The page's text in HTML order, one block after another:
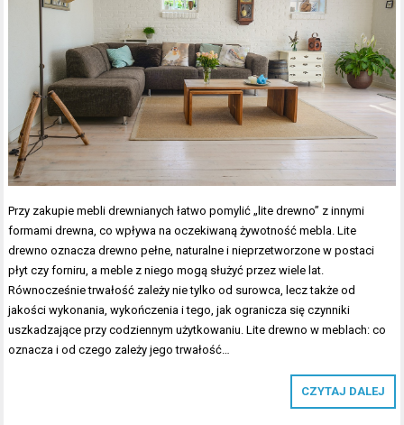
Przy zakupie mebli drewnianych łatwo pomylić „lite drewno” z innymi
formami drewna, co wpływa na oczekiwaną żywotność mebla. Lite
drewno oznacza drewno pełne, naturalne i nieprzetworzone w postaci
płyt czy forniru, a meble z niego mogą służyć przez wiele lat.
Równocześnie trwałość zależy nie tylko od surowca, lecz także od
jakości wykonania, wykończenia i tego, jak ogranicza się czynniki
uszkadzające przy codziennym użytkowaniu. Lite drewno w meblach: co
oznacza i od czego zależy jego trwałość…
CZYTAJ DALEJ